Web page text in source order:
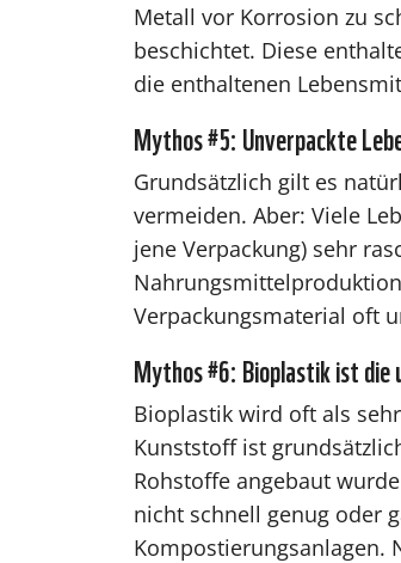
Metall vor Korrosion zu
beschichtet. Diese
die enthaltenen
Mythos #5: Unverpackte
Grundsätzlich gilt es
vermeiden. Aber: Viele
jene Verpackung) sehr
Verpackungsmaterial oft
Mythos #6: Bioplastik ist
Bioplastik wird oft als
Kunststoff ist
Rohstoffe angebaut
nicht schnell genug oder
Kompostierungsanlagen.